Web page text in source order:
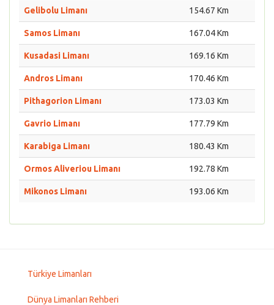
Gelibolu Limanı 154.67 Km
Samos Limanı 167.04 Km
Kusadasi Limanı 169.16 Km
Andros Limanı 170.46 Km
Pithagorion Limanı 173.03 Km
Gavrio Limanı 177.79 Km
Karabiga Limanı 180.43 Km
Ormos Aliveriou Limanı 192.78 Km
Mikonos Limanı 193.06 Km
Türkiye Limanları
Dünya Limanları Rehberi